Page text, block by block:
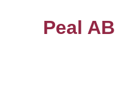
Peal AB